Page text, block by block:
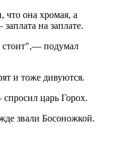
что она хромая, а
на заплате.
стоит",— подумал
и тоже дивуются.
царь Горох.
звали Босоножкой.